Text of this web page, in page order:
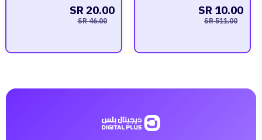
10.00 SR
511.00 SR
20.00 SR
46.00 SR